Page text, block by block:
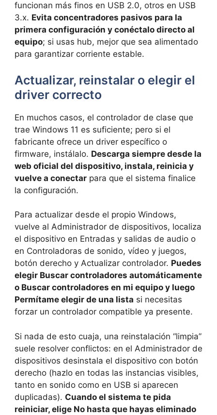
funcionan más finos en USB 2.0, otros en USB
3.x. Evita concentradores pasivos para la
primera configuración y conéctalo directo al
equipo; si usas hub, mejor que sea alimentado
para garantizar corriente estable.
Actualizar, reinstalar o elegir el
driver correcto
En muchos casos, el controlador de clase que
trae Windows 11 es suficiente; pero si el
fabricante ofrece un driver específico o
firmware, instálalo. Descarga siempre desde la
web oficial del dispositivo, instala, reinicia y
vuelve a conectar para que el sistema finalice
la configuración.
Para actualizar desde el propio Windows,
vuelve al Administrador de dispositivos, localiza
el dispositivo en Entradas y salidas de audio o
en Controladoras de sonido, vídeo y juegos,
botón derecho y Actualizar controlador. Puedes
elegir Buscar controladores automáticamente
o Buscar controladores en mi equipo y luego
Permítame elegir de una lista si necesitas
forzar un controlador compatible ya presente.
Si nada de esto cuaja, una reinstalación “limpia”
suele resolver conflictos: en el Administrador de
dispositivos desinstala el dispositivo con botón
derecho (hazlo en todas las instancias visibles,
tanto en sonido como en USB si aparecen
duplicadas). Cuando el sistema te pida
reiniciar, elige No hasta que hayas eliminado